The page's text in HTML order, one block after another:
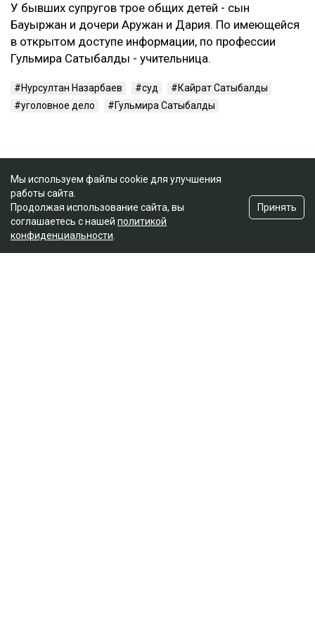
У бывших супругов трое общих детей - сын
Бауыржан и дочери Аружан и Дария. По имеющейся
в открытом доступе информации, по профессии
Гульмира Сатыбалды - учительница.
Нурсултан Назарбаев суд
Кайрат Сатыбалды
уголовное дело
Гульмира Сатыбалды
Мы используем файлы cookie для улучшения
работы сайта.
Продолжая использование сайта, вы
соглашаетесь с нашей политикой
конфиденциальности
Принять